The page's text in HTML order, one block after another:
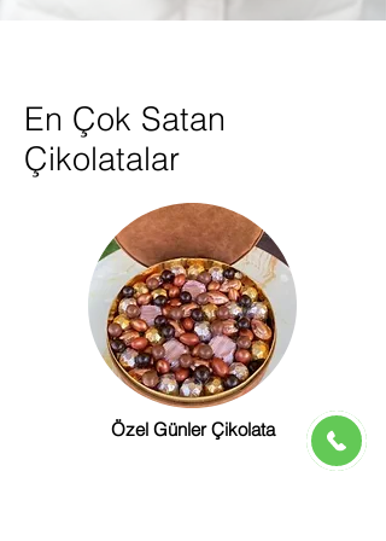
En Çok Satan
Çikolatalar
Özel Günler Çikolata